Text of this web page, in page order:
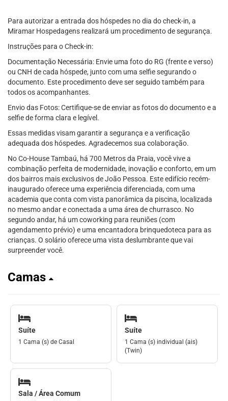
Para autorizar a entrada dos hóspedes no dia do check-in, a
Miramar Hospedagens realizará um procedimento de segurança.
Instruções para o Check-in:
Documentação Necessária: Envie uma foto do RG (frente e verso)
ou CNH de cada hóspede, junto com uma selfie segurando o
documento. Este procedimento deve ser seguido também para
todos os acompanhantes.
Envio das Fotos: Certifique-se de enviar as fotos do documento e a
selfie de forma clara e legível.
Essas medidas visam garantir a segurança e a verificação
adequada dos hóspedes. Agradecemos sua colaboração.
No Co-House Tambaú, há 700 Metros da Praia, você vive a
combinação perfeita de modernidade, inovação e conforto, em um
dos bairros mais exclusivos de João Pessoa. Este edifício recém-
inaugurado oferece uma experiência diferenciada, com uma
academia que conta com vista panorâmica da piscina, localizada
no mesmo andar e conectada a uma área de churrasco. No
segundo andar, há um coworking para reuniões (com
agendamento prévio) e uma encantadora brinquedoteca para as
crianças. O solário oferece uma vista deslumbrante que vai
surpreender você.
Camas
Suíte
1 Cama (s) de Casal
Suíte
1 Cama (s) individual (ais)
(Twin)
Sala / Área Comum